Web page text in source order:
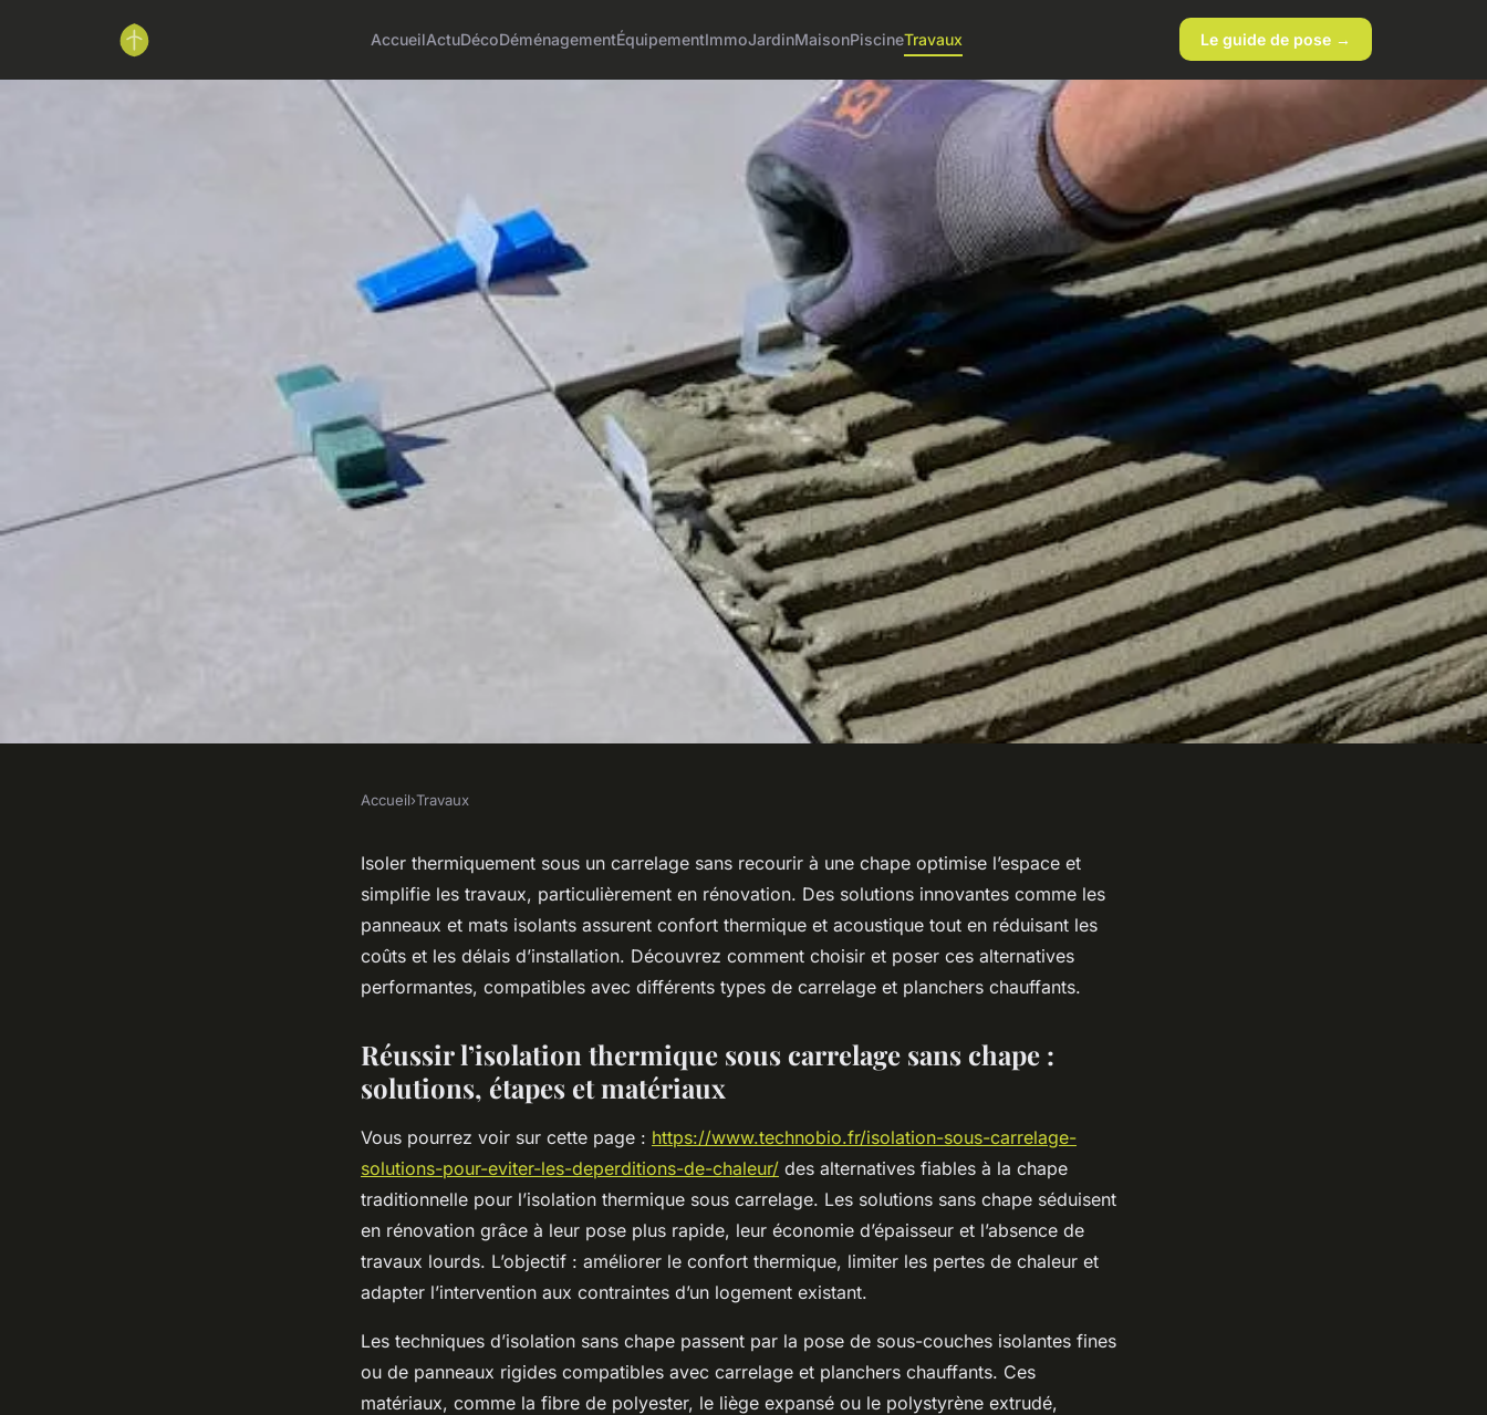
AccueilActuDécoDéménagementÉquipementImmoJardinMaisonPiscineTravaux Le guide de pose →
Isolation thermique sous carrelage :
l'option sans chape astucieuse
Accueil›Travaux
Isoler thermiquement sous un carrelage sans recourir à une chape optimise l’espace et
simplifie les travaux, particulièrement en rénovation. Des solutions innovantes comme les
panneaux et mats isolants assurent confort thermique et acoustique tout en réduisant les
coûts et les délais d’installation. Découvrez comment choisir et poser ces alternatives
performantes, compatibles avec différents types de carrelage et planchers chauffants.
Réussir l’isolation thermique sous carrelage sans chape :
solutions, étapes et matériaux
Vous pourrez voir sur cette page : https://www.technobio.fr/isolation-sous-carrelage-
solutions-pour-eviter-les-deperditions-de-chaleur/ des alternatives fiables à la chape
traditionnelle pour l’isolation thermique sous carrelage. Les solutions sans chape séduisent
en rénovation grâce à leur pose plus rapide, leur économie d’épaisseur et l’absence de
travaux lourds. L’objectif : améliorer le confort thermique, limiter les pertes de chaleur et
adapter l’intervention aux contraintes d’un logement existant.
Les techniques d’isolation sans chape passent par la pose de sous-couches isolantes fines
ou de panneaux rigides compatibles avec carrelage et planchers chauffants. Ces
matériaux, comme la fibre de polyester, le liège expansé ou le polystyrène extrudé,